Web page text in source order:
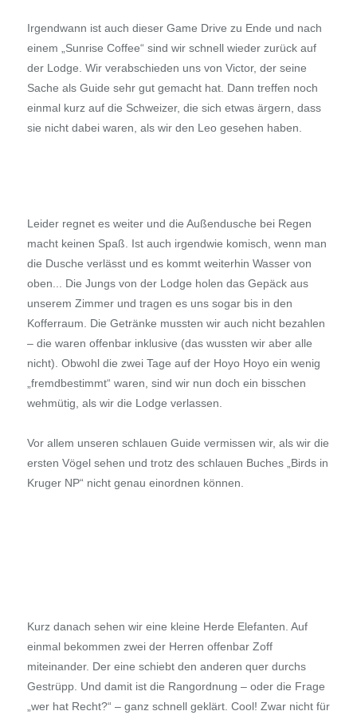
Irgendwann ist auch dieser Game Drive zu Ende und nach
einem „Sunrise Coffee“ sind wir schnell wieder zurück auf
der Lodge. Wir verabschieden uns von Victor, der seine
Sache als Guide sehr gut gemacht hat. Dann treffen noch
einmal kurz auf die Schweizer, die sich etwas ärgern, dass
sie nicht dabei waren, als wir den Leo gesehen haben.
Leider regnet es weiter und die Außendusche bei Regen
macht keinen Spaß. Ist auch irgendwie komisch, wenn man
die Dusche verlässt und es kommt weiterhin Wasser von
oben... Die Jungs von der Lodge holen das Gepäck aus
unserem Zimmer und tragen es uns sogar bis in den
Kofferraum. Die Getränke mussten wir auch nicht bezahlen
– die waren offenbar inklusive (das wussten wir aber alle
nicht). Obwohl die zwei Tage auf der Hoyo Hoyo ein wenig
„fremdbestimmt“ waren, sind wir nun doch ein bisschen
wehmütig, als wir die Lodge verlassen.
Vor allem unseren schlauen Guide vermissen wir, als wir die
ersten Vögel sehen und trotz des schlauen Buches „Birds in
Kruger NP“ nicht genau einordnen können.
Kurz danach sehen wir eine kleine Herde Elefanten. Auf
einmal bekommen zwei der Herren offenbar Zoff
miteinander. Der eine schiebt den anderen quer durchs
Gestrüpp. Und damit ist die Rangordnung – oder die Frage
„wer hat Recht?“ – ganz schnell geklärt. Cool! Zwar nicht für